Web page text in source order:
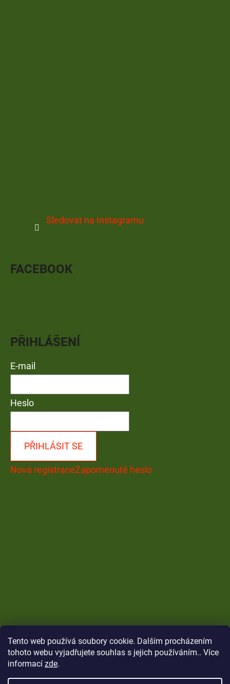
Tento web používá soubory cookie. Dalším procházením
tohoto webu vyjadřujete souhlas s jejich používáním.. Více
informací zde.
Sledovat na Instagramu
FACEBOOK
PŘIHLÁŠENÍ
E-mail
Heslo
PŘIHLÁSIT SE
Nová registraceZapomenuté heslo